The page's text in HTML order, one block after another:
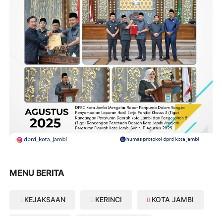
MENU BERITA
KEJAKSAAN KERINCI KOTA JAMBI